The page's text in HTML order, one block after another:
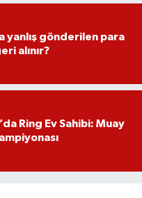
yanlış gönderilen para
alınır?
Ring Ev Sahibi: Muay